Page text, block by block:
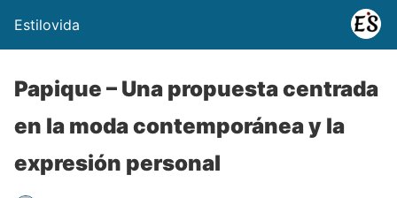
Estilovida
Papique – Una propuesta centrada
en la moda contemporánea y la
expresión personal